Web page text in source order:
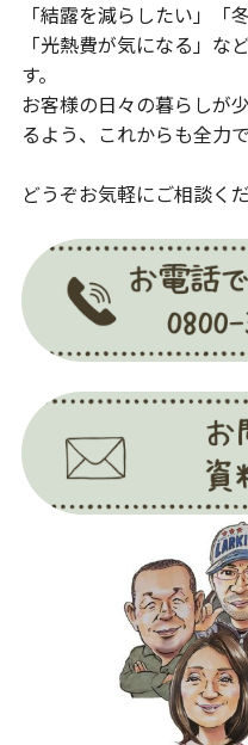
「結露を減らしたい」「
「光熱費が気になる」な
す。
お客様の日々の暮らしが
るよう、これからも全力
どうぞお気軽にご相談くだ